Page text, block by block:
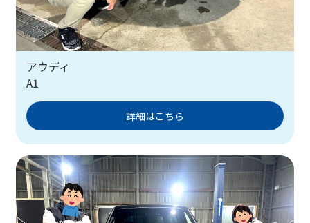
アウディ
A1
詳細はこちら